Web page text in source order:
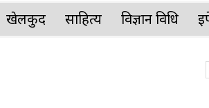
खेलकुद साहित्य विज्ञान प्रविधि